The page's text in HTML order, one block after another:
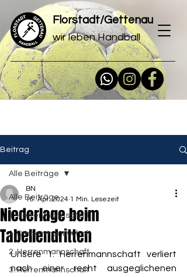
Florstadt/Gettenau
wir leben Handball
Beitrag
Alle Beiträge
1. Herrenmannschaft
1. Damenmannschaft
2. Herrenmannschaft
3. Herrenmannschaft
Alle Beiträge
Niederlage beim
Tabellendritten
BN
16. Apr. 2024 1 Min. Lesezeit
Unsere 1. Herrenmannschaft verliert
nach einer recht ausgeglichenen